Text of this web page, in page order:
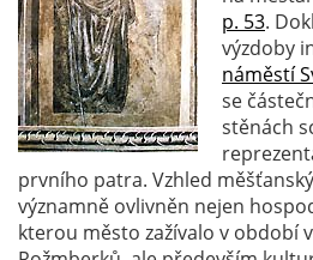
p. 53.
výzdoby
náměstí
se
stěnách
prvního patra. Vzhled
významně ovlivněn nejen
kterou město zažívalo v období